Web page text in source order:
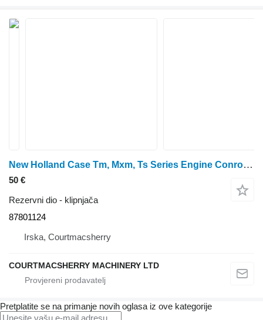
New Holland Case Tm, Mxm, Ts Series Engine Conrod 84144055, 87801124 klipnjača za traktora na kotačima
50 €
Rezervni dio - klipnjača
87801124
Irska, Courtmacsherry
COURTMACSHERRY MACHINERY LTD
Pretplatite se na primanje novih oglasa iz ove kategorije